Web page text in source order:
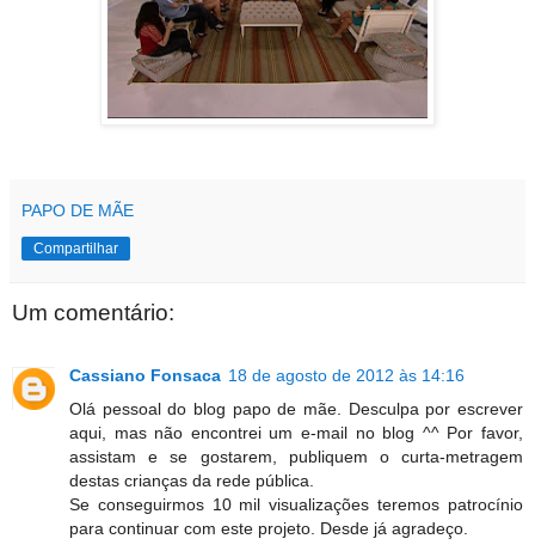
PAPO DE MÃE
Compartilhar
Um comentário:
Cassiano Fonsaca 18 de agosto de 2012 às 14:16
Olá pessoal do blog papo de mãe. Desculpa por escrever
aqui, mas não encontrei um e-mail no blog ^^ Por favor,
assistam e se gostarem, publiquem o curta-metragem
destas crianças da rede pública.
Se conseguirmos 10 mil visualizações teremos patrocínio
para continuar com este projeto. Desde já agradeço.